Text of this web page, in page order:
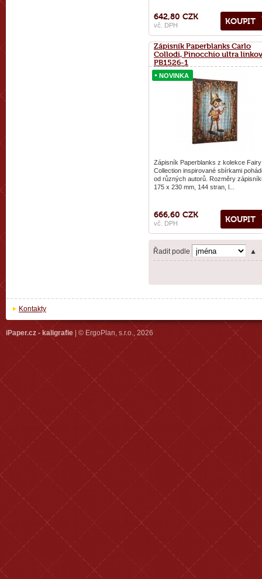
KOUPIT
642,80 CZK
vč. DPH
Zápisník Paperblanks Carlo
Collodi, Pinocchio ultra
PB1526-1
NOVINKA
NOVINKA
Zápisník Paperblanks z kolekce Fairy
Collection inspirované sbírkami
od různých autorů. Rozměry
175 x 230 mm, 144 stran, l...
KOUPIT
666,60 CZK
vč. DPH
Řadit podle ▲
Kontakty
iPaper.cz - kaligrafie | © ErgoPlan, s.r.o., 2026